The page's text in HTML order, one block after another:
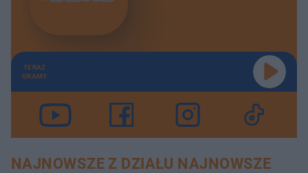
TERAZ
GRAMY
NAJNOWSZE Z DZIAŁU NAJNOWSZE